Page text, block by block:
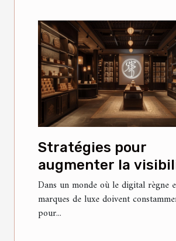
Stratégies pour
augmenter la
marques de luxe
réseaux sociaux
Dans un monde où le digital règne
marques de luxe doivent
pour...